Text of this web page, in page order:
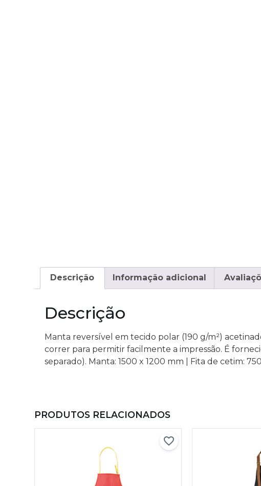
Descrição Informação adicional
Descrição
Manta reversível em tecido polar (190 g/m²)
correr para permitir facilmente a impressão. É
separado). Manta: 1500 x 1200 mm | Fita de cetim:
PRODUTOS RELACIONADOS